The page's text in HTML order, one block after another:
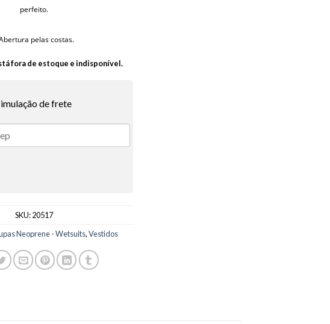
perfeito.
pelas costas.
fora de estoque e indisponível.
de frete
SKU:20517
Neoprene - Wetsuits,Vestidos